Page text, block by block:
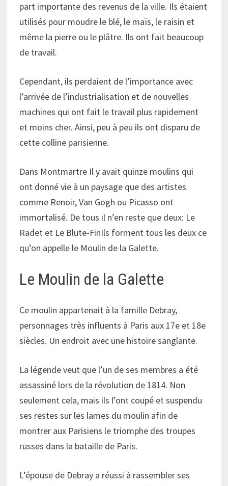
part importante des revenus de la ville. Ils étaient
utilisés pour moudre le blé, le maïs, le raisin et
même la pierre ou le plâtre. Ils ont fait beaucoup
de travail.
Cependant, ils perdaient de l’importance avec
l’arrivée de l’industrialisation et de nouvelles
machines qui ont fait le travail plus rapidement
et moins cher. Ainsi, peu à peu ils ont disparu de
cette colline parisienne.
Dans Montmartre Il y avait quinze moulins qui
ont donné vie à un paysage que des artistes
comme Renoir, Van Gogh ou Picasso ont
immortalisé. De tous il n’en reste que deux: Le
Radet et Le Blute-FinIls forment tous les deux ce
qu’on appelle le Moulin de la Galette.
Le Moulin de la Galette
Ce moulin appartenait à la famille Debray,
personnages très influents à Paris aux 17e et 18e
siècles. Un endroit avec une histoire sanglante.
La légende veut que l’un de ses membres a été
assassiné lors de la révolution de 1814. Non
seulement cela, mais ils l’ont coupé et suspendu
ses restes sur les lames du moulin afin de
montrer aux Parisiens le triomphe des troupes
russes dans la bataille de Paris.
L’épouse de Debray a réussi à rassembler ses